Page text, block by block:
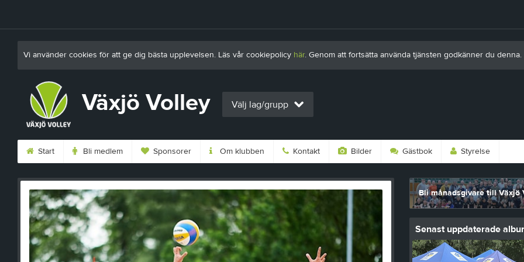
Vi använder cookies för att ge dig bästa upplevelsen. Läs vår cookiepolicy här. Genom att fortsätta använda tjänsten godkänner du denna.
Växjö Volley Välj lag/grupp
Start Bli medlem Sponsorer Om klubben Kontakt Bilder Gästbok Styrelse
Bli månadsgivare till Växjö
Senast uppdaterade